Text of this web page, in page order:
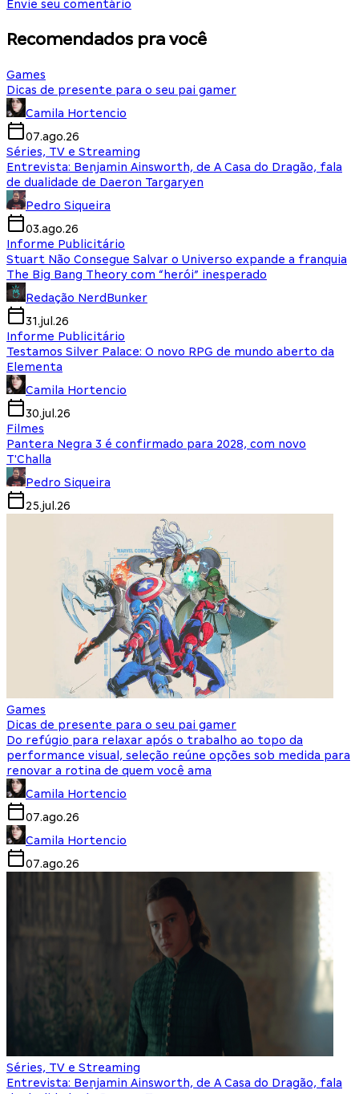
Envie seu comentário
Recomendados pra você
Games
Dicas de presente para o seu pai gamer
Camila Hortencio
07.ago.26
Séries, TV e Streaming
Entrevista: Benjamin Ainsworth, de A Casa do Dragão, fala
de dualidade de Daeron Targaryen
Pedro Siqueira
03.ago.26
Informe Publicitário
Stuart Não Consegue Salvar o Universo expande a franquia
The Big Bang Theory com “herói” inesperado
Redação NerdBunker
31.jul.26
Informe Publicitário
Testamos Silver Palace: O novo RPG de mundo aberto da
Elementa
Camila Hortencio
30.jul.26
Filmes
Pantera Negra 3 é confirmado para 2028, com novo
T'Challa
Pedro Siqueira
25.jul.26
Games
Dicas de presente para o seu pai gamer
Do refúgio para relaxar após o trabalho ao topo da
performance visual, seleção reúne opções sob medida para
renovar a rotina de quem você ama
Camila Hortencio
07.ago.26
Camila Hortencio
07.ago.26
Séries, TV e Streaming
Entrevista: Benjamin Ainsworth, de A Casa do Dragão, fala